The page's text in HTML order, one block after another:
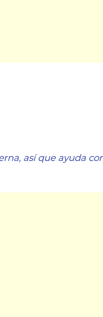
así que ayuda